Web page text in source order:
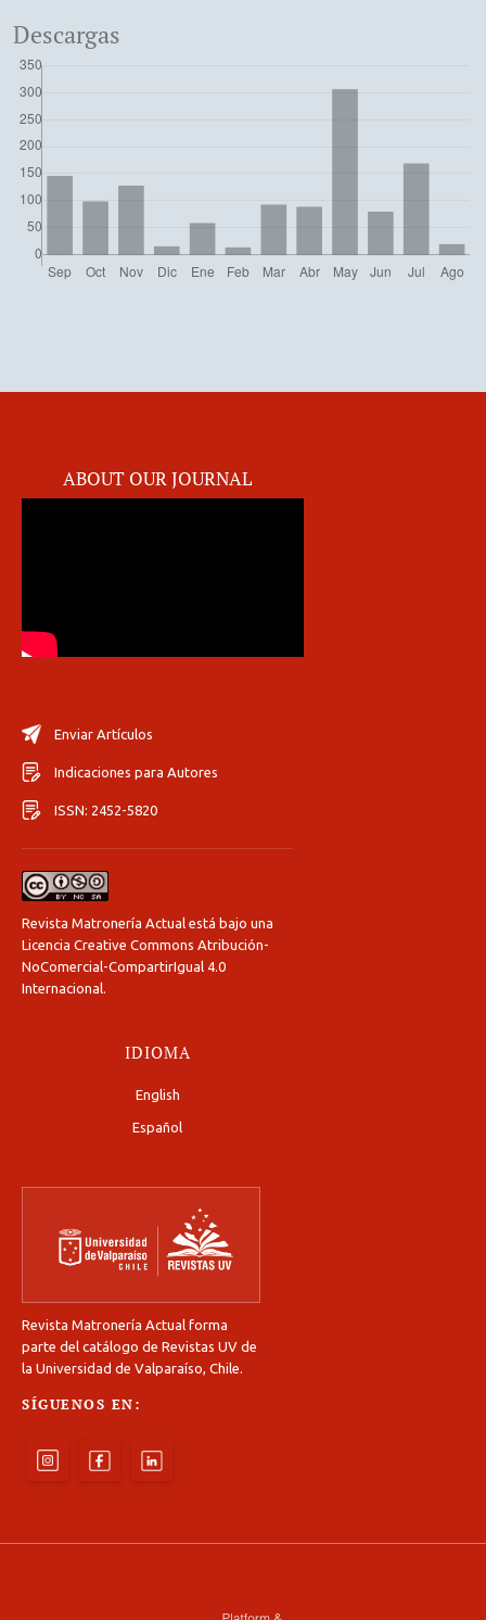
Descargas
ABOUT OUR JOURNAL
Enviar Artículos
Indicaciones para Autores
ISSN: 2452-5820
Revista Matronería Actual está bajo una
Licencia Creative Commons Atribución-
NoComercial-CompartirIgual 4.0
Internacional.
IDIOMA
English
Español
Revista Matronería Actual forma
parte del catálogo de Revistas UV de
la Universidad de Valparaíso, Chile.
SÍGUENOS EN: